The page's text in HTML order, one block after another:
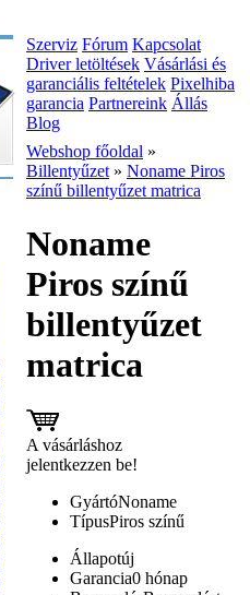
Szerviz Fórum Kapcsolat
Driver letöltések Vásárlási és
garanciális feltételek Pixelhiba
garancia Partnereink Állás
Blog
Webshop főoldal »
Billentyűzet » Noname Piros
színű billentyűzet matrica
Noname
Piros színű
billentyűzet
matrica
A vásárláshoz
jelentkezzen be!
GyártóNoname
TípusPiros színű
Állapotúj
Garancia0 hónap